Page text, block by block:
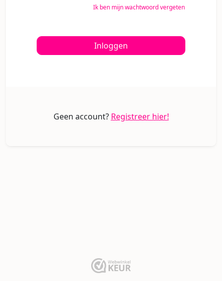
Ik ben mijn wachtwoord vergeten
Inloggen
Geen account? Registreer hier!